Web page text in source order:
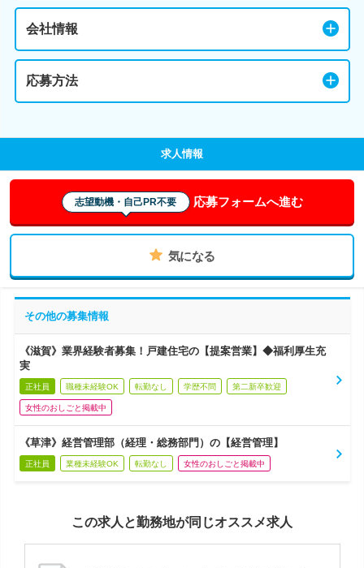
会社情報
応募方法
求人情報
志望動機・自己PR不要 応募フォームへ進む
気になる
その他の募集情報
《滋賀》業界経験者募集！戸建住宅の【提案営業】◆福利厚生充
実
正社員 職種未経験OK 転勤なし 学歴不問 第二新卒歓迎
女性のおしごと掲載中
《草津》経営管理部（経理・総務部門）の【経営管理】
正社員 業種未経験OK 転勤なし 女性のおしごと掲載中
この求人と勤務地が同じオススメ求人